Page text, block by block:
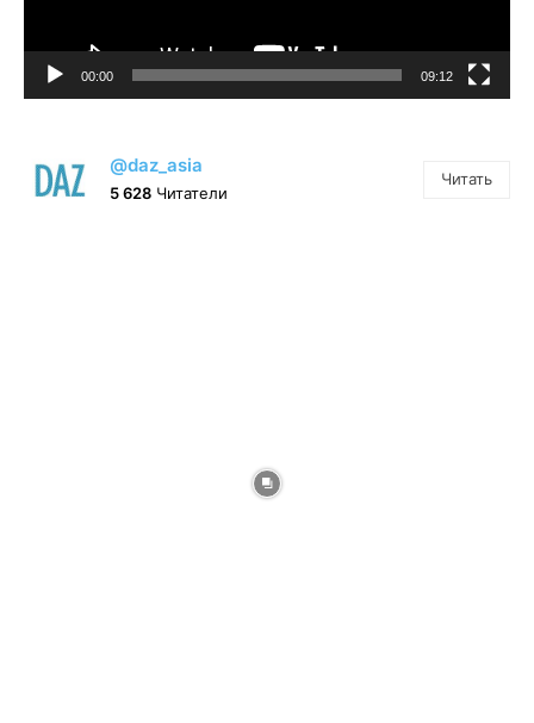
00:00 09:12
@daz_asia
5 628 Читатели
Читать